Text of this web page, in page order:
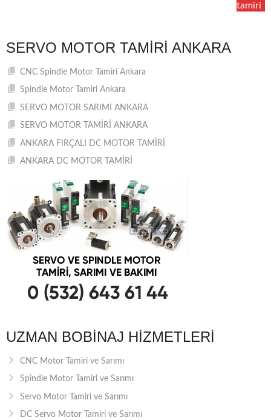
tamiri
SERVO MOTOR TAMIRI ANKARA
CNC Spindle Motor Tamiri Ankara
Spindle Motor Tamiri Ankara
SERVO MOTOR SARIMI ANKARA
SERVO MOTOR TAMİRİ ANKARA
ANKARA FIRÇALI DC MOTOR TAMİRİ
ANKARA DC MOTOR TAMİRİ
UZMAN BOBINAJ HIZMETLERI
CNC Motor Tamiri ve Sarımı
Spindle Motor Tamiri ve Sarımı
Servo Motor Tamiri ve Sarımı
DC Servo Motor Tamiri ve Sarımı